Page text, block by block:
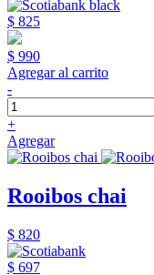
$ 825
$ 990
Agregar al carrito
-
+
Agregar
Rooibos chai
$ 820
$ 697